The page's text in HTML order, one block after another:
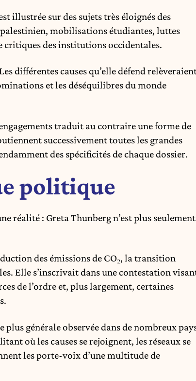
illustrée sur des sujets très éloignés des
mobilisations étudiantes, luttes
critiques des institutions occidentales.
différentes causes qu’elle défend
et les déséquilibres du monde
traduit au contraire une forme de
successivement toutes les grandes
des spécificités de chaque dossier.
politique
réalité : Greta Thunberg n’est plus seulement
des émissions de CO₂, la transition
Elle s’inscrivait dans une contestation
de l’ordre et, plus largement, certaines
générale observée dans de nombreux
où les causes se rejoignent, les réseaux se
les porte-voix d’une multitude de